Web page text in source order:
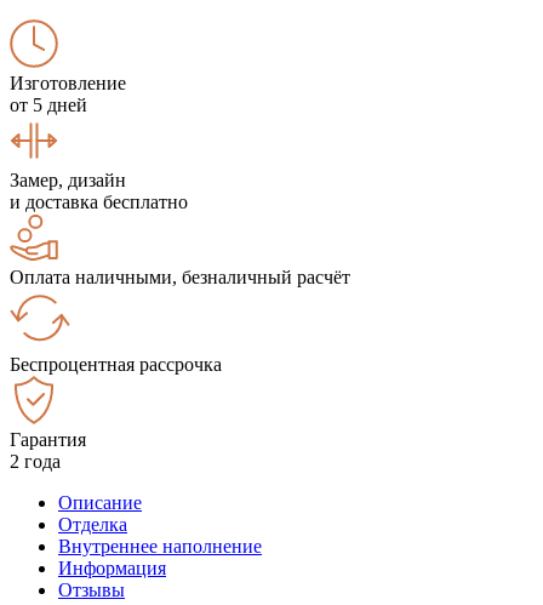
Изготовление
от 5 дней
Замер, дизайн
и доставка бесплатно
Оплата наличными, безналичный расчёт
Беспроцентная рассрочка
Гарантия
2 года
Описание
Отделка
Внутреннее наполнение
Информация
Отзывы